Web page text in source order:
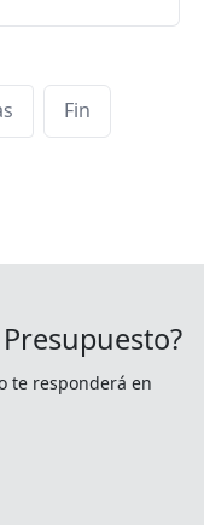
Fin
te responderá en